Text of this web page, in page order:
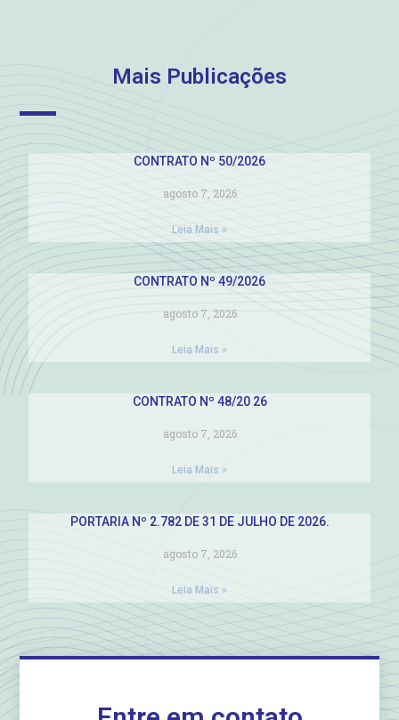
Mais Publicações
CONTRATO Nº 50/2026
agosto 7, 2026
Leia Mais »
CONTRATO Nº 49/2026
agosto 7, 2026
Leia Mais »
CONTRATO Nº 48/20 26
agosto 7, 2026
Leia Mais »
PORTARIA Nº 2.782 DE 31 DE JULHO DE 2026.
agosto 7, 2026
Leia Mais »